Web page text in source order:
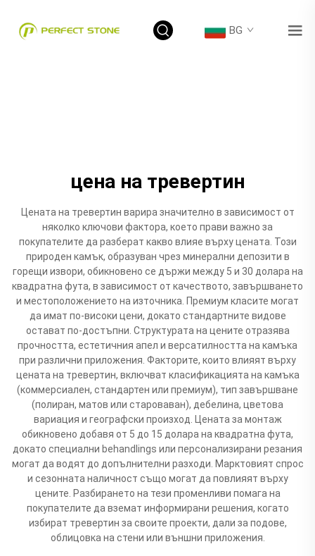
BG
цена на тревертин
Цената на тревертин варира значително в зависимост от
няколко ключови фактора, което прави важно за
покупателите да разберат какво влияе върху цената. Този
природен камък, образуван чрез минерални депозити в
горещи извори, обикновено се държи между 5 и 30 долара на
квадратна фута, в зависимост от качеството, завършването
и местоположението на източника. Премиум класите могат
да имат по-високи цени, докато стандартните видове
остават по-достъпни. Структурата на цените отразява
прочността, естетичния апел и версатилността на камъка
при различни приложения. Факторите, които влияят върху
цената на тревертин, включват класификацията на камъка
(коммерсиален, стандартен или премиум), тип завършване
(полиран, матов или староваван), дебелина, цветова
вариация и географски произход. Цената за монтаж
обикновено добавя от 5 до 15 долара на квадратна фута,
докато специални behandlings или персонализирани резания
могат да водят до допълнителни разходи. Марктовият спрос
и сезонната наличност също могат да повлияят върху
цените. Разбирането на тези променливи помага на
покупателите да вземат информирани решения, когато
избират тревертин за своите проекти, дали за подове,
облицовка на стени или външни приложения.